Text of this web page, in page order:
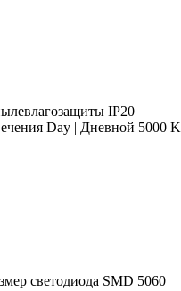
IP20
Day | Дневной 5000 K
светодиода SMD 5060